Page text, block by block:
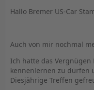
Hallo Bremer US-Car
Auch von mir nochmal
Ich hatte das Vergnügen
kennenlernen zu dürfen
Diesjährige Treffen